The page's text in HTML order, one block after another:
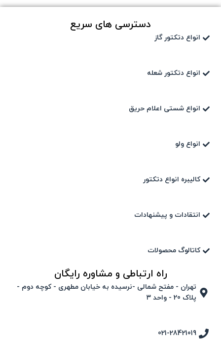
دسترسی های سریع
انواع دتکتور گاز
انواع دتکتور شعله
انواع شستی اعلام حریق
انواع ولو
کالیبره انواع دتکتور
انتقادات و پیشنهادات
کاتالوگ محصولات
راه ارتباطی و مشاوره رایگان
تهران - مفتح شمالی -نرسیده به خیابان مطهری - کوچه دوم -
پلاک 20 - واحد ۳
021-28421019